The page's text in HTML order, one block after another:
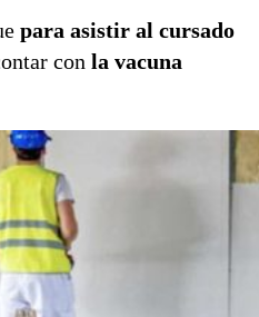
para asistir al cursado
con la vacuna